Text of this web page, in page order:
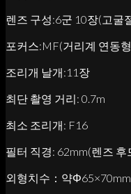
렌즈 구성:6군 10장(고굴
포커스:MF(거리계 연동
조리개 날개:11장
최단 촬영 거리: 0.7m
최소 조리개: F16
필터 직경: 62mm(렌즈
외형치수：약Φ65×70mm